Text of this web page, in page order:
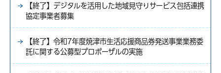
【終了】デジタルを活用した地域見守りサービス包括連携
協定事業者募集
【終了】令和7年度焼津市生活応援商品券発送事業業務委
託に関する公募型プロポーザルの実施